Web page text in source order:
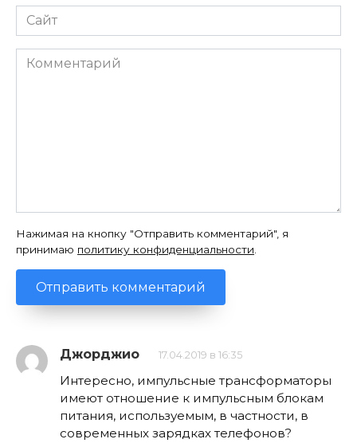
Сайт
Комментарий
Нажимая на кнопку "Отправить комментарий", я
принимаю политику конфиденциальности
Джорджио 17.04.2019 в 16:35
Интересно, импульсные трансформаторы
имеют отношение к импульсным блокам
питания, используемым, в частности, в
современных зарядках телефонов?